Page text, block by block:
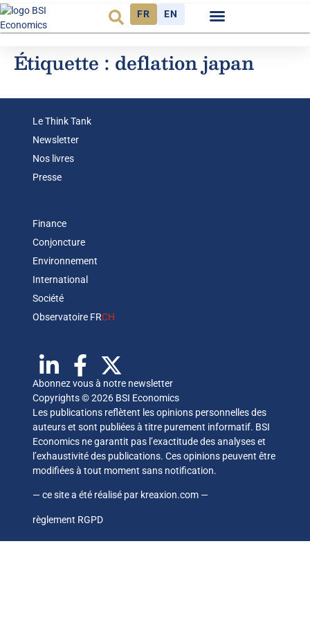
FR EN
Étiquette : deflation japan
Le Think Tank
Newsletter
Nos livres
Presse
Finance
Conjoncture
Environnement
International
Société
Observatoire FRCH
Abonnez vous à notre newsletter
Copyrights © 2026 BSI Economics
Les publications reflètent les opinions personnelles des
auteurs et sont publiées à titre purement informatif. BSI
Economics ne garantit pas l’exactitude des analyses et
l’exhaustivité des publications. Ces opinions peuvent être
modifiées à tout moment sans notification.
— ce site a été réalisé par kreaxion.com —
règlement RGPD